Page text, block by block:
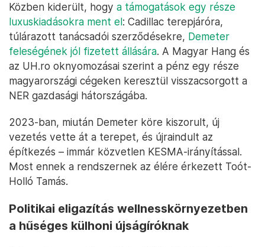
Közben kiderült, hogy a támogatások egy része
luxuskiadásokra ment el: Cadillac terepjáróra,
túlárazott tanácsadói szerződésekre, Demeter
feleségének jól fizetett állására. A Magyar Hang és
az UH.ro oknyomozásai szerint a pénz egy része
magyarországi cégeken keresztül visszacsorgott a
NER gazdasági hátországába.
2023-ban, miután Demeter köre kiszorult, új
vezetés vette át a terepet, és újraindult az
építkezés – immár közvetlen KESMA-irányítással.
Most ennek a rendszernek az élére érkezett Toót-
Holló Tamás.
Politikai eligazítás wellnesskörnyezetben
a hűséges külhoni újságíróknak